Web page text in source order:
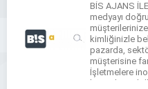
BİS AJANS
medyayı
kimliğinizle
pazarda,
müşterisine
İşletmelere
kurumların